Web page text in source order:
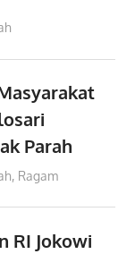
Parah
, Ragam
RI Jokowi